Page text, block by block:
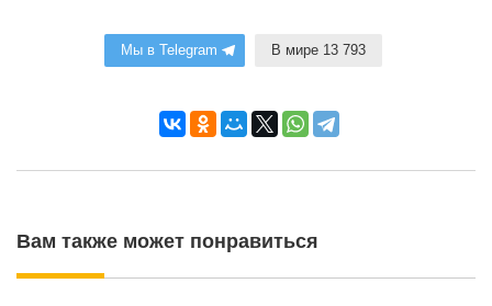
Мы в Telegram В мире 13 793
Вам также может понравиться